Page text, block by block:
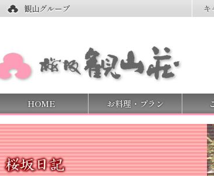
観山グループ キ
HOME お料理・プラン